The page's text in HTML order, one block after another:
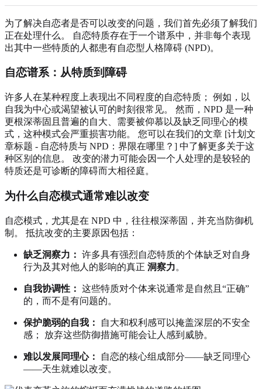
为了解决自恋者是否可以改变的问题，我们首先必须了解我们
正在处理什么。 自恋特质存在于一个谱系中，并非每个表现
出其中一些特质的人都患有自恋型人格障碍 (NPD)。
自恋谱系：从特质到障碍
许多人在某种程度上表现出不同程度的自恋特质； 例如，以
自我为中心或渴望被认可的时刻很常见。 然而，NPD 是一种
更根深蒂固且普遍的自大、需要被仰慕以及缺乏同理心的模
式，这种模式会严重损害功能。 您可以在我们的文章 [计划文
章标题 - 自恋特质与 NPD：界限在哪里？] 中了解更多关于这
种区别的信息。 改变的潜力可能会因一个人处理的是较轻的
特质还是可诊断的障碍而大相径庭。
为什么自恋模式通常难以改变
自恋模式，尤其是在 NPD 中，往往根深蒂固，并充当防御机
制。 抵抗改变的主要原因包括：
缺乏洞察力： 许多具有强烈自恋特质的个体缺乏对自身
行为及其对他人的影响的真正 洞察力。
自我协调性： 这些特质对个体来说通常是自然且“正确”
的，而不是有问题的。
保护脆弱的自我：
自大和权利感可以掩盖深层的不安全
感； 放弃这些防御措施可能会让人感到威胁。
难以发展同理心：
自恋的核心组成部分——缺乏同理心
——天生就难以改变。